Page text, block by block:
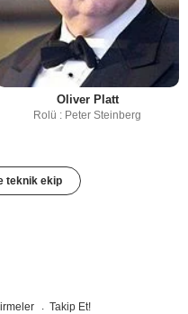
Oliver Platt
Rolü : Peter Steinberg
teknik ekip
Takip Et!